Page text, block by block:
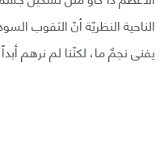
الناحية النظريّة أنّ الثقوب
يفنى نجمٌ ما، لكنّنا لم نرهم